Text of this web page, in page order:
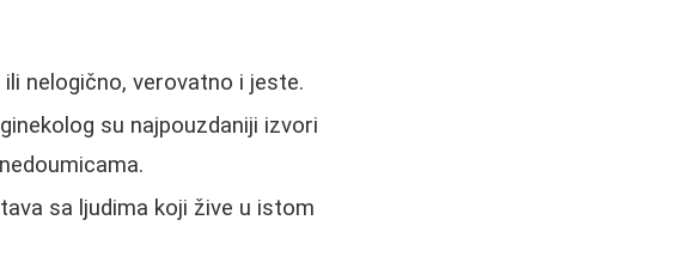
nelogično, verovatno i jeste.
su najpouzdaniji izvori
sa ljudima koji žive u istom